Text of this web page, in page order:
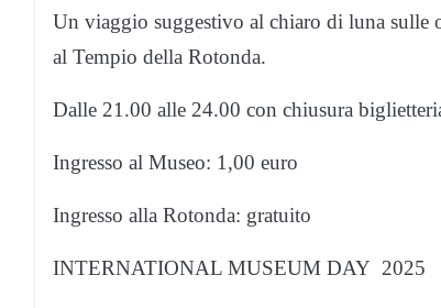
Un viaggio suggestivo al chiaro di luna sulle
al Tempio della Rotonda.
Dalle 21.00 alle 24.00 con chiusura
Ingresso al Museo: 1,00 euro
Ingresso alla Rotonda: gratuito
INTERNATIONAL MUSEUM DAY 2025